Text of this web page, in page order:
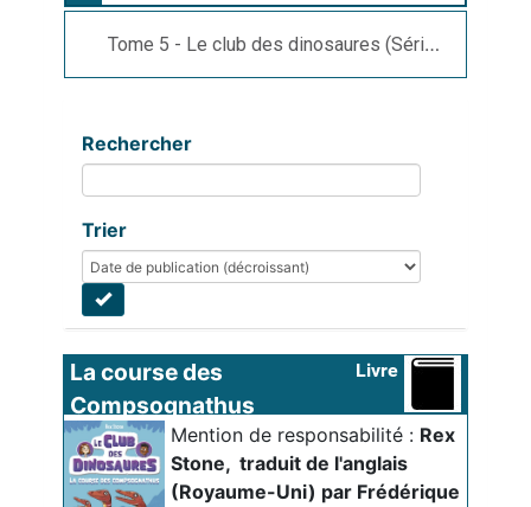
Tome 5 - Le club des dinosaures (Série), Stone Rex - 19..-...
Rechercher
Trier
La course des
Compsognathus
Livre
Mention de responsabilité : Rex
Stone, traduit de l'anglais
(Royaume-Uni) par Frédérique